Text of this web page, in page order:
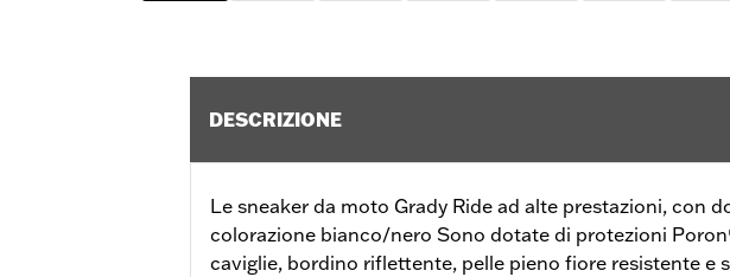
DESCRIZIONE
Le sneaker da moto Grady Ride ad alte prestazioni, con
colorazione bianco/nero Sono dotate di protezioni
caviglie, bordino riflettente, pelle pieno fiore resistente e